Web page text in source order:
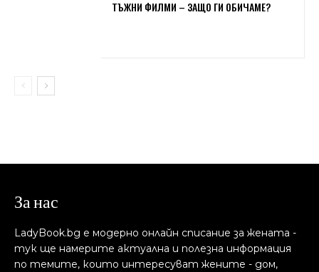
ТЪЖНИ ФИЛМИ – ЗАЩО ГИ ОБИЧАМЕ?
За нас
LadyBook.bg е модерно онлайн списание за жената -
тук ще намерите актуална и полезна информация
по темите, които интересуват жените - дом,